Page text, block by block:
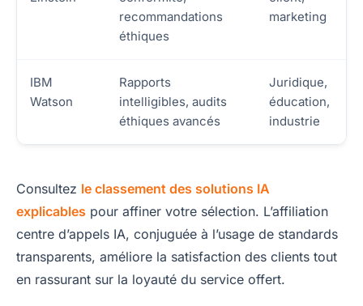
recommandations
éthiques
marketing
IBM
Watson
Rapports
intelligibles, audits
éthiques avancés
Juridique,
éducation,
industrie
Consultez le classement des solutions IA
explicables pour affiner votre sélection. L’affiliation
centre d’appels IA, conjuguée à l’usage de standards
transparents, améliore la satisfaction des clients tout
en rassurant sur la loyauté du service offert.